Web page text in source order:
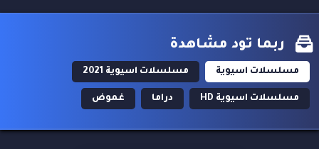
ربما تود مشاهدة
مسلسلات اسيوية مسلسلات اسيوية 2021
مسلسلات اسيوية HD دراما غموض